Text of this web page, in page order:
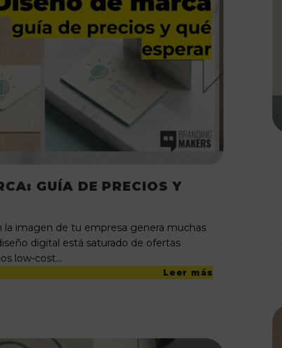
GUÍA DE PRECIOS Y
la imagen de tu empresa genera muchas
digital está saturado de ofertas
low-cost…
Leer más